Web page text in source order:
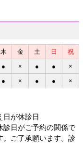
木 金 土 日
祝
● × ● ●
×
● × ● ● ×
日が休診日
診日がご予約の関係で
。ご了承願います。診